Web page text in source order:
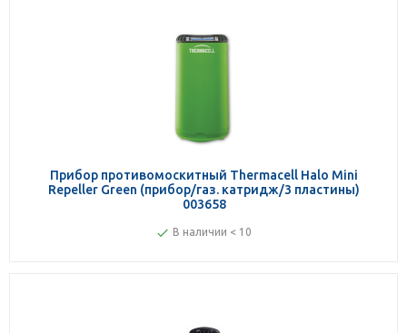
Прибор противомоскитный Thermacell Halo Mini
Repeller Green (прибор/газ. катридж/3 пластины)
003658
В наличии < 10